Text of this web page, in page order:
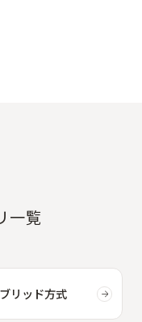
一覧
リッド方式